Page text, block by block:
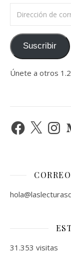
Suscribir
Únete a otros
Facebook
X
31.353 visitas